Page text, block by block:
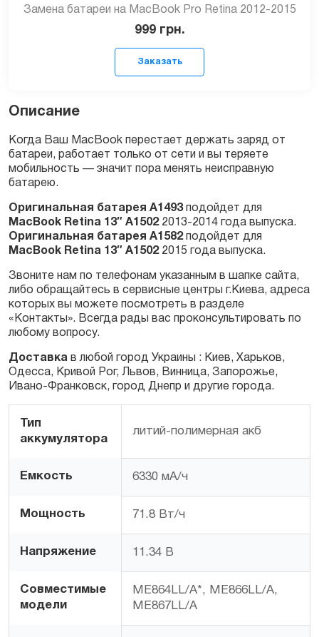
Замена батареи на MacBook Pro Retina 2012-2015
999 грн.
Описание
Когда Ваш MacBook перестает держать заряд от
батареи, работает только от сети и вы теряете
мобильность — значит пора менять неисправную
батарею.
Оригинальная батарея A1493подойдет для
MacBook Retina 13″ A15022013-2014 года выпуска.
Оригинальная батарея A1582подойдет для
MacBook Retina 13″ A15022015 года выпуска.
Звоните нам по телефонам указанным в шапке сайта,
либо обращайтесь в сервисные центры г.Киева, адреса
которых вы можете посмотреть в разделе
«Контакты». Всегда рады вас проконсультировать по
любому вопросу.
Доставка в любой город Украины : Киев, Харьков,
Одесса, Кривой Рог, Львов, Винница, Запорожье,
Ивано-Франковск, город Днепр и другие города.
Тип
аккумулятора
литий-полимерная акб
Емкость 6330 мА/ч
Мощность 71.8 Вт/ч
Напряжение 11.34 В
Совместимые
модели
ME864LL/A*, ME866LL/A,
ME867LL/A